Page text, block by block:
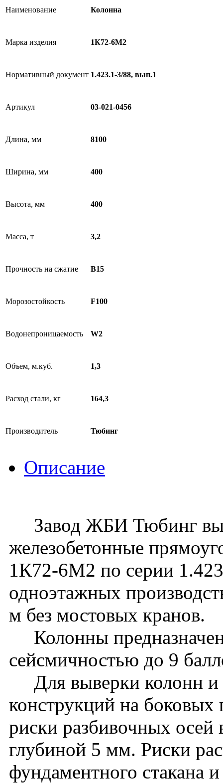
Наименование Колонна
Марка изделия 1К72-6М2
Нормативный документ 1.423.1-3/88, вып.1
Артикул 03-021-0456
Длина, мм 8100
Ширина, мм 400
Высота, мм 400
Масса, т 3,2
Прочность на сжатие B15
Морозостойкость F100
Водонепроницаемость W2
Объем, м.куб. 1,3
Расход стали, кг 164,3
Производитель Тюбинг
Описание
Завод ЖБИ Тюбинг
железобетонные
1К72-6М2 по серии
одноэтажных
м без мостовых кранов.
Колонны
сейсмичностью до 9
Для выверки колонн
конструкций на боковых
риски разбивочных осей
глубиной 5 мм. Риски
фундаментного стакана